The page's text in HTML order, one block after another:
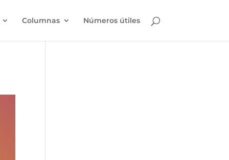
Columnas Números útiles